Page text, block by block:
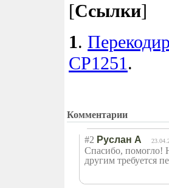
[Ссылки]
1.
CP1251.
Комментарии
#2 Руслан А
Спасибо, помогло!
другим требуется